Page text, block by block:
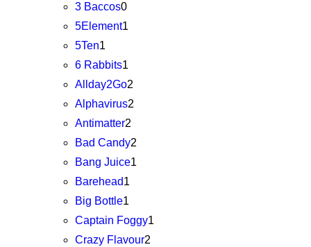
3 Baccos0
5Element1
5Ten1
6 Rabbits1
Allday2Go2
Alphavirus2
Antimatter2
Bad Candy2
Bang Juice1
Barehead1
Big Bottle1
Captain Foggy1
Crazy Flavour2